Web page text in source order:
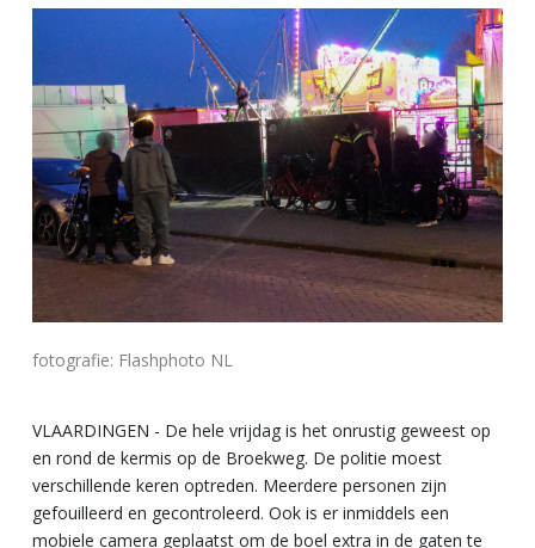
fotografie: Flashphoto NL
VLAARDINGEN - De hele vrijdag is het onrustig geweest op
en rond de kermis op de Broekweg. De politie moest
verschillende keren optreden. Meerdere personen zijn
gefouilleerd en gecontroleerd. Ook is er inmiddels een
mobiele camera geplaatst om de boel extra in de gaten te